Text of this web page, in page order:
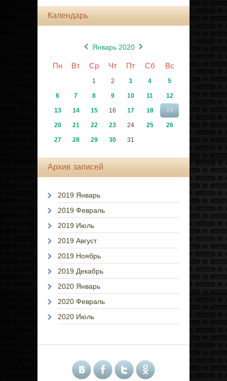
Календарь
Январь 2020
Пн Вт Ср Чт Пт Сб Вс
1 2 3 4 5
6 7 8 9 10 11 12
13 14 15 16 17 18 19
20 21 22 23 24 25 26
27 28 29 30 31
Архив записей
2019 Январь
2019 Февраль
2019 Июль
2019 Август
2019 Ноябрь
2019 Декабрь
2020 Январь
2020 Февраль
2020 Июль